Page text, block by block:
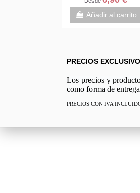
Añadir al carrito
PRECIOS
Los precios y
como forma de
PRECIOS CON IVA